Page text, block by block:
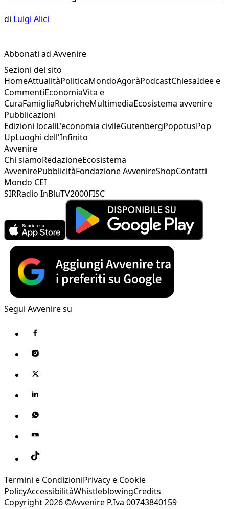
di Luigi Alici
Abbonati ad Avvenire
Sezioni del sito
HomeAttualitàPoliticaMondoAgoràPodcastChiesaIdee e
CommentiEconomiaVita e
CuraFamigliaRubricheMultimediaEcosistema avvenire
Pubblicazioni
Edizioni localiL'economia civileGutenbergPopotusPop
UpLuoghi dell'Infinito
Avvenire
Chi siamoRedazioneEcosistema
AvvenirePubblicitàFondazione AvvenireShopContatti
Mondo CEI
SIRRadio InBluTV2000FISC
Segui Avvenire su
Termini e CondizioniPrivacy e Cookie
PolicyAccessibilitàWhistleblowingCredits
Copyright 2026 ©Avvenire P.Iva 00743840159